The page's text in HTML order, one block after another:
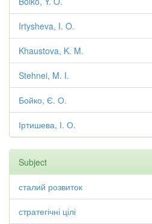
Irtysheva, I. O.
Khaustova, K. M.
Stehnei, M. I.
Бойко, Є. О.
Іртишева, І. О.
Subject
сталий розвиток
стратегічні цілі